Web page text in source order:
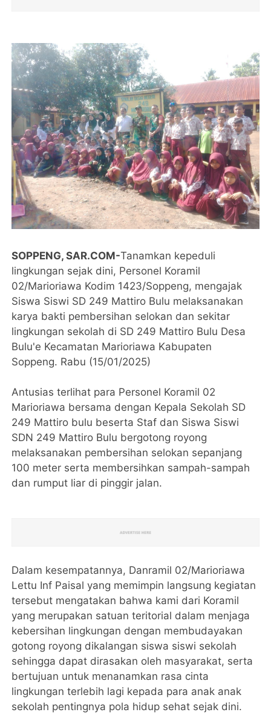
SOPPENG, SAR.COM-Tanamkan kepeduli
lingkungan sejak dini, Personel Koramil
02/Marioriawa Kodim 1423/Soppeng, mengajak
Siswa Siswi SD 249 Mattiro Bulu melaksanakan
karya bakti pembersihan selokan dan sekitar
lingkungan sekolah di SD 249 Mattiro Bulu Desa
Bulu'e Kecamatan Marioriawa Kabupaten
Soppeng. Rabu (15/01/2025)
Antusias terlihat para Personel Koramil 02
Marioriawa bersama dengan Kepala Sekolah SD
249 Mattiro bulu beserta Staf dan Siswa Siswi
SDN 249 Mattiro Bulu bergotong royong
melaksanakan pembersihan selokan sepanjang
100 meter serta membersihkan sampah-sampah
dan rumput liar di pinggir jalan.
Dalam kesempatannya, Danramil 02/Marioriawa
Lettu Inf Paisal yang memimpin langsung kegiatan
tersebut mengatakan bahwa kami dari Koramil
yang merupakan satuan teritorial dalam menjaga
kebersihan lingkungan dengan membudayakan
gotong royong dikalangan siswa siswi sekolah
sehingga dapat dirasakan oleh masyarakat, serta
bertujuan untuk menanamkan rasa cinta
lingkungan terlebih lagi kepada para anak anak
sekolah pentingnya pola hidup sehat sejak dini.